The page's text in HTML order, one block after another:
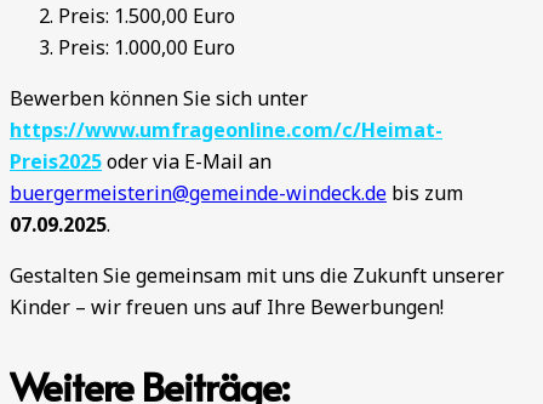
Preis: 1.500,00 Euro
Preis: 1.000,00 Euro
Bewerben können Sie sich unter
https://www.umfrageonline.com/c/Heimat-
Preis2025oder via E-Mail an
buergermeisterin@gemeinde-windeck.de bis zum
07.09.2025.
Gestalten Sie gemeinsam mit uns die Zukunft unserer
Kinder – wir freuen uns auf Ihre Bewerbungen!
Weitere Beiträge: